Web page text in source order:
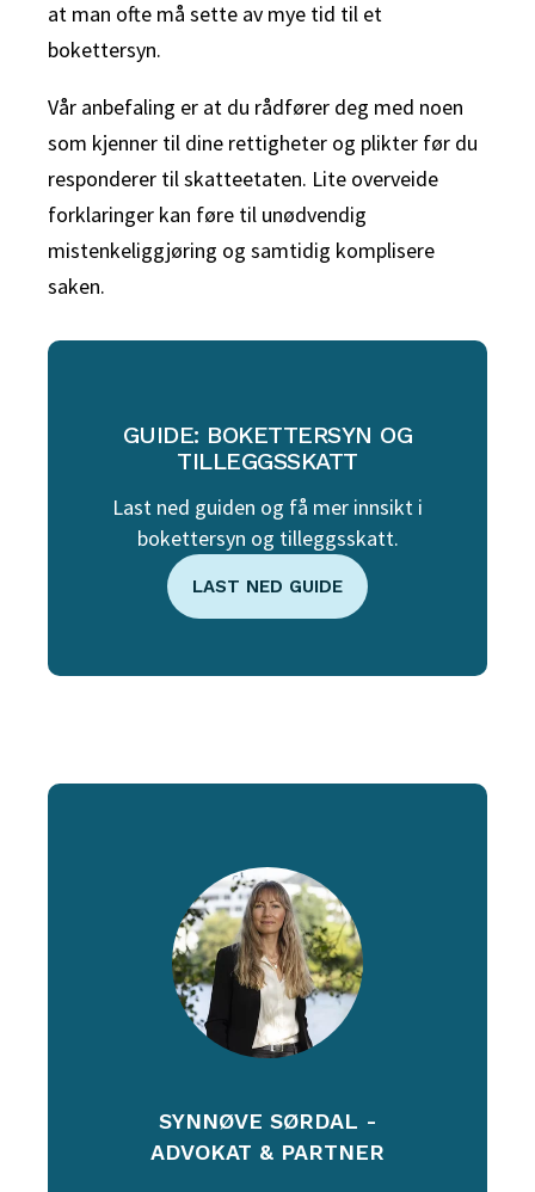
at man ofte må sette av mye tid til et
bokettersyn.
Vår anbefaling er at du rådfører deg med noen
som kjenner til dine rettigheter og plikter før du
responderer til skatteetaten. Lite overveide
forklaringer kan føre til unødvendig
mistenkeliggjøring og samtidig komplisere
saken.
GUIDE: BOKETTERSYN OG
TILLEGGSSKATT
Last ned guiden og få mer innsikt i
bokettersyn og tilleggsskatt.
LAST NED GUIDE
SYNNØVE SØRDAL -
ADVOKAT & PARTNER